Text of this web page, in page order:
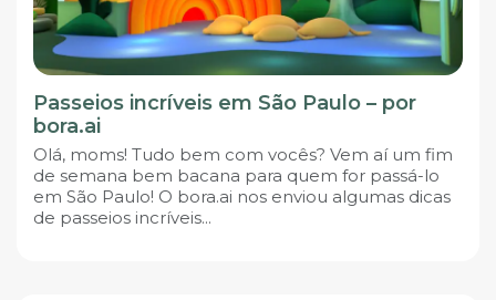
Passeios incríveis em São Paulo – por
bora.ai
Olá, moms! Tudo bem com vocês? Vem aí um fim
de semana bem bacana para quem for passá-lo
em São Paulo! O bora.ai nos enviou algumas dicas
de passeios incríveis...